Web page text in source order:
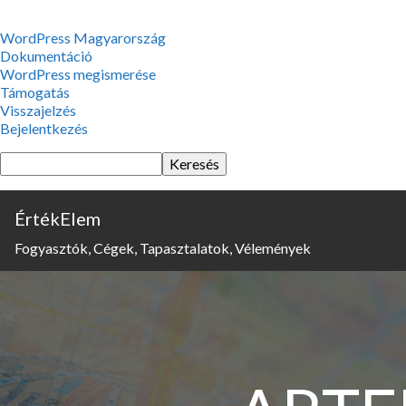
WordPress,
a
csodás
WordPress Magyarország
Dokumentáció
WordPress megismerése
Támogatás
Visszajelzés
Bejelentkezés
Keresés
ÉrtékElem
Fogyasztók, Cégek, Tapasztalatok, Vélemények